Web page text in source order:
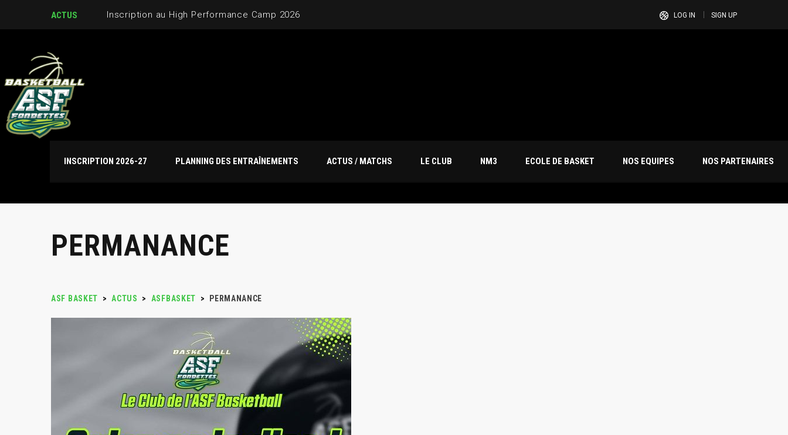
ACTUS Inscription au High Performance Camp 2026 LOG IN SIGN UP
INSCRIPTION 2026-27 PLANNING DES ENTRAÎNEMENTS ACTUS / MATCHS LE CLUB NM3 ECOLE DE BASKET NOS EQUIPES NOS PARTENAIRES
PERMANANCE
ASF BASKET > ACTUS > ASFBASKET > PERMANANCE